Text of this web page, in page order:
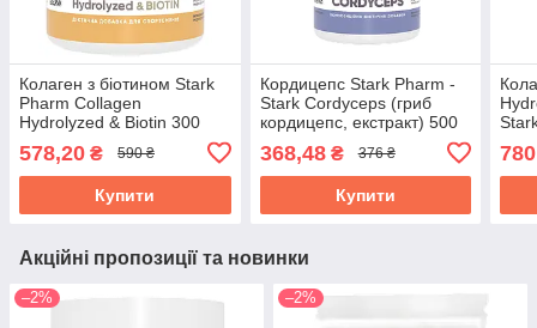
Колаген з біотином Stark
Pharm Collagen
Hydrolyzed & Biotin 300
578,20 ₴ 590 ₴
Купити
Кордицепс Stark Pharm -
Stark Cordyceps (гриб
кордицепс, екстракт) 500
мг, полісахаридів 40% (60
таблеток)
368,48₴ 376 ₴
Купити
Акційні пропозиції та новинки
–2% –2%